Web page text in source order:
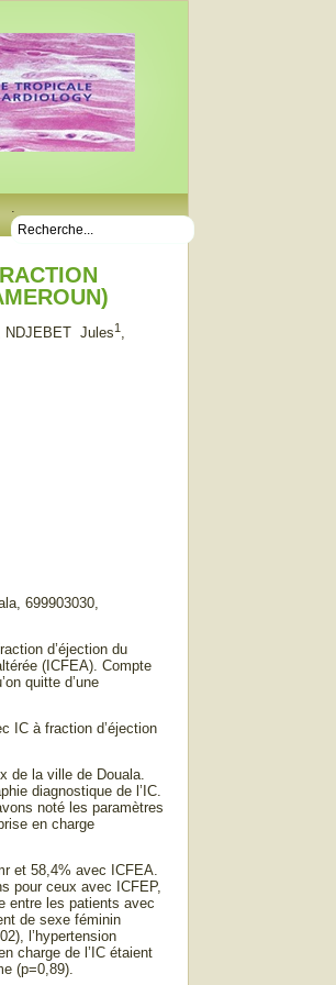
.
NDJEBET Jules1 ,
699903030,
d’éjection du
(ICFEA). Compte
quitte d’une
IC à fraction d’éjection
de la ville de Douala.
diagnostique de l’IC.
noté les paramètres
en charge
et 58,4% avec ICFEA.
pour ceux avec ICFEP,
entre les patients avec
de sexe féminin
l’hypertension
charge de l’IC étaient
(p=0,89).